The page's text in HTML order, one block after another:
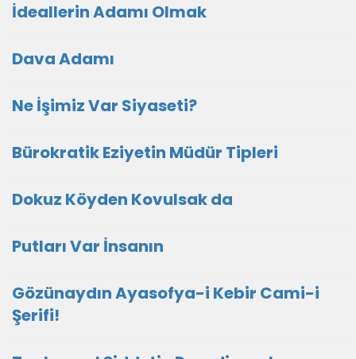
İdeallerin Adamı Olmak
Dava Adamı
Ne İşimiz Var Siyaseti?
Bürokratik Eziyetin Müdür Tipleri
Dokuz Köyden Kovulsak da
Putları Var İnsanın
Gözünaydın Ayasofya-i Kebir Cami-i
Şerifi!